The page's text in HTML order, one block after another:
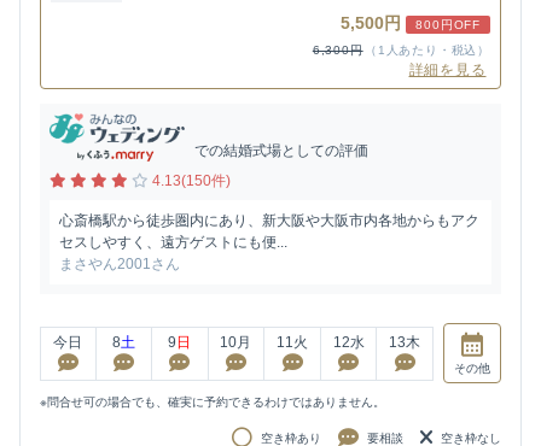
5,500円
800円OFF
6,300円
（1人あたり・税込）
詳細を見る
での結婚式場としての評価
4.13(150件)
心斎橋駅から徒歩圏内にあり、新大阪や大阪市内各地からもアク
セスしやすく、遠方ゲストにも便...
まさやん2001さん
今日 8土 9 日 10月 11 火 12水 13木
その他
※問合せ可の場合でも、確実に予約できるわけではありません。
空き枠あり 要相談 空き枠なし